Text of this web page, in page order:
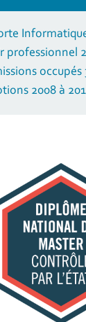
professionnel
occupés
2008 à